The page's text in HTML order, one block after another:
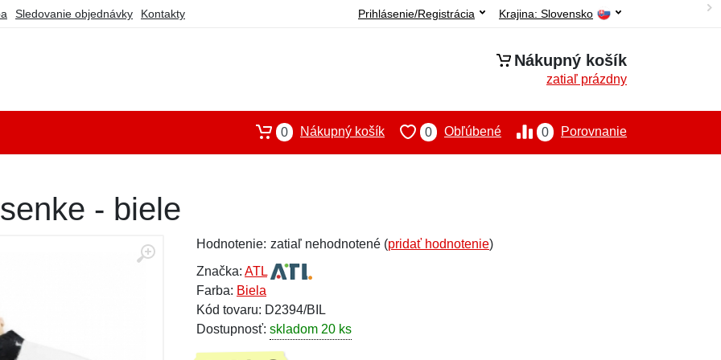
Sledovanie objednávky Kontakty Krajina: Slovensko
Prihlásenie/Registrácia
Nákupný košík
zatiaľ prázdny
0 Porovnanie
0 Obľúbené
0 Nákupný košík
- biele
Hodnotenie: zatiaľ nehodnotené (pridať hodnotenie)
Značka: ATL
Farba: Biela
Kód tovaru: D2394/BIL
Dostupnosť: skladom 20 ks